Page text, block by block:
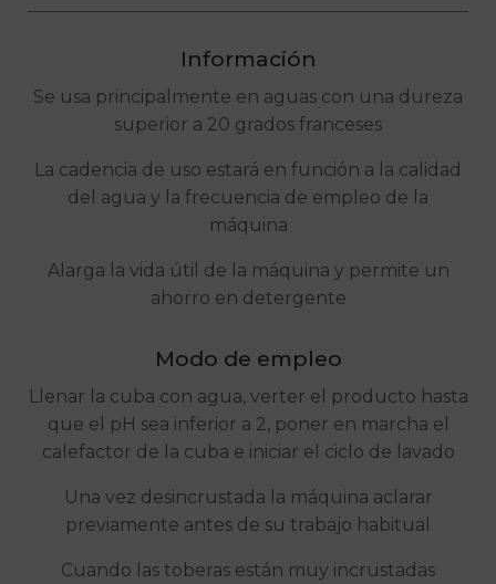
Información
Se usa principalmente en aguas con una dureza
superior a 20 grados franceses
La cadencia de uso estará en función a la calidad
del agua y la frecuencia de empleo de la
máquina
Alarga la vida útil de la máquina y permite un
ahorro en detergente
Modo de empleo
Llenar la cuba con agua, verter el producto hasta
que el pH sea inferior a 2, poner en marcha el
calefactor de la cuba e iniciar el ciclo de lavado
Una vez desincrustada la máquina aclarar
previamente antes de su trabajo habitual
Cuando las toberas están muy incrustadas